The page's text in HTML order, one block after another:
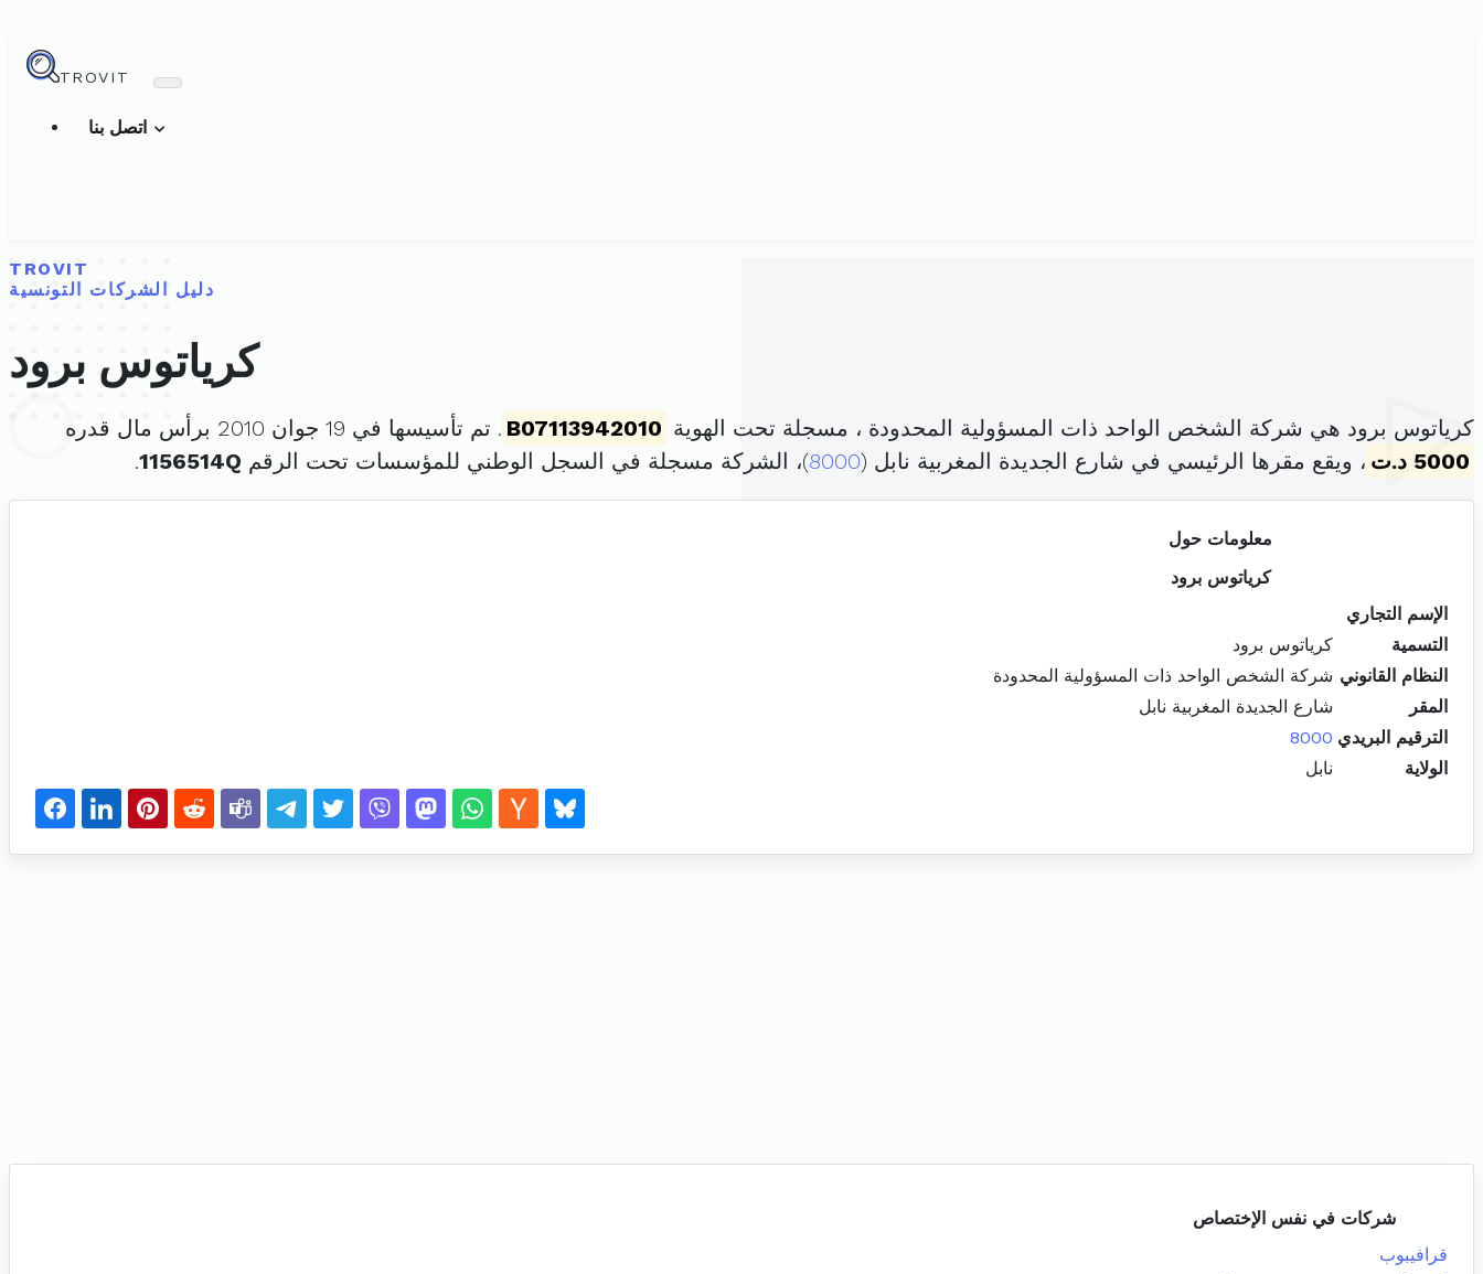
TROVIT
TROVIT
دليل الشركات التونسية
كرياتوس برود
كرياتوس برود هي شركة الشخص الواحد ذات المسؤولية المحدودة ، مسجلة تحت الهوية B07113942010 . تم تأسيسها في 19 جوان 2010 برأس مال قدره
5000 د.ت
، ويقع مقرها الرئيسي في شارع الجديدة المغربية نابل (8000)، الشركة مسجلة في السجل الوطني للمؤسسات تحت الرقم 1156514Q
.
معلومات حول
كرياتوس برود
الإسم التجاري
التسمية
كرياتوس برود
النظام القانوني شركة الشخص الواحد ذات المسؤولية المحدودة
المقر
شارع الجديدة المغربية نابل
الترقيم البريدي 8000
الولاية
نابل
شركات في نفس الإختصاص
قرافيبوب